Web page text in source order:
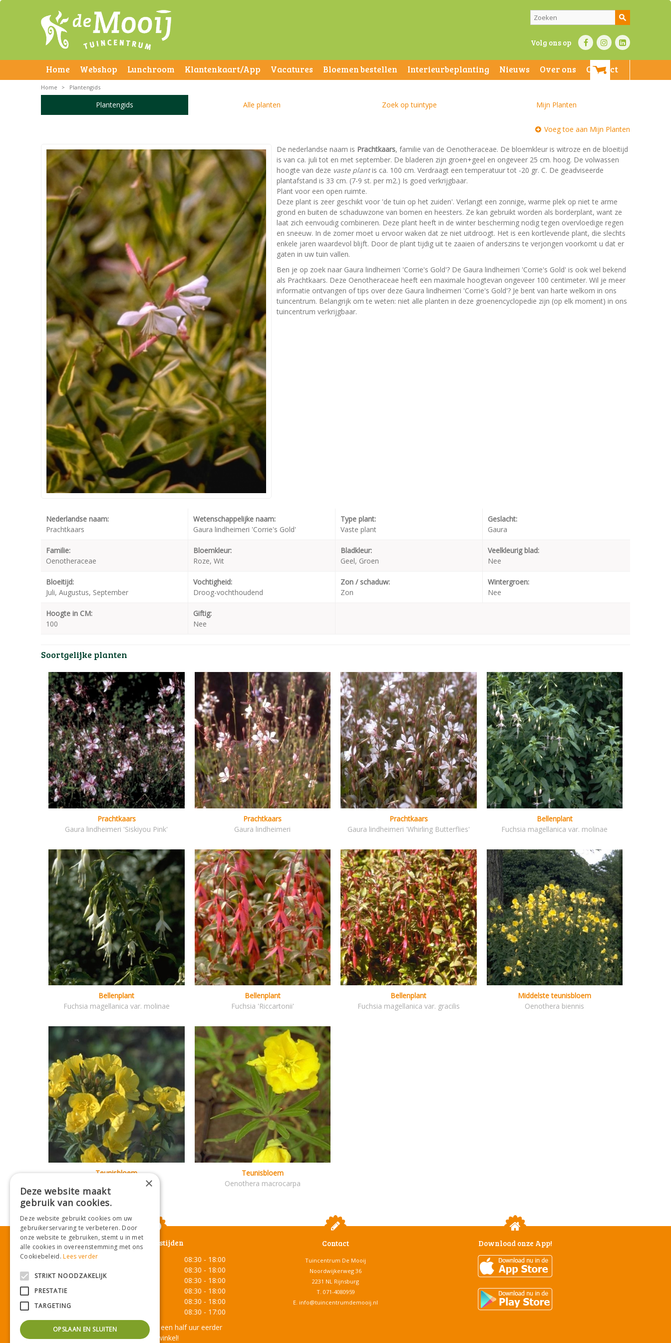
Volg ons op
Home Webshop Lunchroom Klantenkaart/App Vacatures Bloemen bestellen Interieurbeplanting Nieuws Over ons Contact
Home > Plantengids
Plantengids Alle planten Zoek op tuintype Mijn Planten
Voeg toe aan Mijn Planten
De nederlandse naam is Prachtkaars, familie van de Oenotheraceae. De bloemkleur is witroze en de bloeitijd
is van ca. juli tot en met september. De bladeren zijn groen+geel en ongeveer 25 cm. hoog. De volwassen
hoogte van deze vaste plantis ca. 100 cm. Verdraagt een temperatuur tot -20 gr. C. De geadviseerde
plantafstand is 33 cm. (7-9 st. per m2.) Is goed verkrijgbaar.
Plant voor een open ruimte.
Deze plant is zeer geschikt voor 'de tuin op het zuiden'. Verlangt een zonnige, warme plek op niet te arme
grond en buiten de schaduwzone van bomen en heesters. Ze kan gebruikt worden als borderplant, want ze
laat zich eenvoudig combineren. Deze plant heeft in de winter bescherming nodig tegen overvloedige regen
en sneeuw. In de zomer moet u ervoor waken dat ze niet uitdroogt. Het is een kortlevende plant, die slechts
enkele jaren waardevol blijft. Door de plant tijdig uit te zaaien of anderszins te verjongen voorkomt u dat er
gaten in uw tuin vallen.
Ben je op zoek naar Gaura lindheimeri 'Corrie's Gold'? De Gaura lindheimeri 'Corrie's Gold' is ook wel bekend
als Prachtkaars. Deze Oenotheraceae heeft een maximale hoogtevan ongeveer 100 centimeter. Wil je meer
informatie ontvangen of tips over deze Gaura lindheimeri 'Corrie's Gold'? Je bent van harte welkom in ons
tuincentrum. Belangrijk om te weten: niet alle planten in deze groenencyclopedie zijn (op elk moment) in ons
tuincentrum verkrijgbaar.
Nederlandse naam:
Prachtkaars
Wetenschappelijke naam:
Gaura lindheimeri 'Corrie's Gold'
Type plant:
Vaste plant
Geslacht:
Gaura
Familie:
Oenotheraceae
Bloemkleur:
Roze, Wit
Bladkleur:
Geel, Groen
Veelkleurig blad:
Nee
Bloeitijd:
Juli, Augustus, September
Vochtigheid:
Droog-vochthoudend
Zon / schaduw:
Zon
Wintergroen:
Nee
Hoogte in CM:
100
Giftig:
Nee
Soortgelijke planten
Prachtkaars
Gaura lindheimeri 'Siskiyou Pink'
Prachtkaars
Gaura lindheimeri
Prachtkaars
Gaura lindheimeri 'Whirling Butterflies'
Bellenplant
Fuchsia magellanica var. molinae
Bellenplant
Fuchsia magellanica var. molinae
Bellenplant
Fuchsia 'Riccartonii'
Bellenplant
Fuchsia magellanica var. gracilis
Middelste teunisbloem
Oenothera biennis
Teunisbloem
Oenothera fruticosa
Teunisbloem
Oenothera macrocarpa
Openingstijden
Maandag
08:30 - 18:00
08:30 - 18:00
Woensdag
08:30 - 18:00
08:30 - 18:00
08:30 - 18:00
08:30 - 17:00
Onze lunchroom sluit een half uur eerder
dan de winkel!
Contact
Tuincentrum De Mooij
Noordwijkerweg 36
2231 NL Rijnsburg
T. 071-4080959
E. info@tuincentrumdemooij.nl
Download onze App!
×
Deze website maakt
gebruik van cookies.
Deze website gebruikt cookies om uw
gebruikerservaring te verbeteren. Door
onze website te gebruiken, stemt u in met
alle cookies in overeenstemming met ons
Cookiebeleid.Lees verder
STRIKT NOODZAKELIJK
PRESTATIE
TARGETING
OPSLAAN EN SLUITEN